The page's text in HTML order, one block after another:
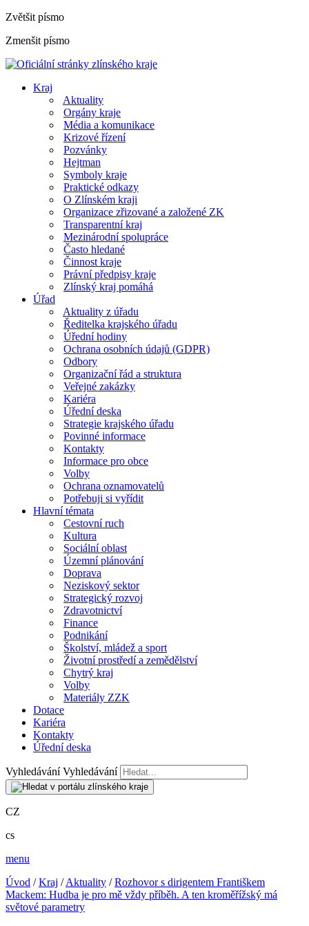
Zvětšit písmo
Zmenšit písmo
Kraj
Aktuality
Orgány kraje
Média a komunikace
Krizové řízení
Pozvánky
Hejtman
Symboly kraje
Praktické odkazy
O Zlínském kraji
Organizace zřizované a založené ZK
Transparentní kraj
Mezinárodní spolupráce
Často hledané
Činnost kraje
Právní předpisy kraje
Zlínský kraj pomáhá
Úřad
Aktuality z úřadu
Ředitelka krajského úřadu
Úřední hodiny
Ochrana osobních údajů (GDPR)
Odbory
Organizační řád a struktura
Veřejné zakázky
Kariéra
Úřední deska
Strategie krajského úřadu
Povinné informace
Kontakty
Informace pro obce
Volby
Ochrana oznamovatelů
Potřebuji si vyřídit
Hlavní témata
Cestovní ruch
Kultura
Sociální oblast
Územní plánování
Doprava
Neziskový sektor
Strategický rozvoj
Zdravotnictví
Finance
Podnikání
Školství, mládež a sport
Životní prostředí a zemědělství
Chytrý kraj
Volby
Materiály ZZK
Dotace
Kariéra
Kontakty
Úřední deska
Vyhledávání Vyhledávání
CZ
cs
menu
Úvod /Kraj /Aktuality /Rozhovor s dirigentem Františkem
Mackem: Hudba je pro mě vždy příběh. A ten kroměřížský má
světové parametry